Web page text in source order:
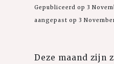
Gepubliceerd op 3
aangepast op 3
Deze maand zijn